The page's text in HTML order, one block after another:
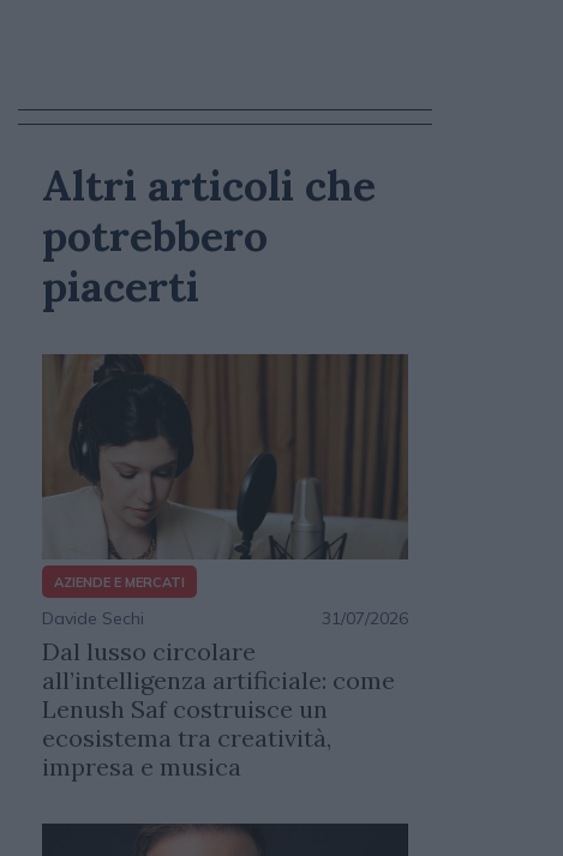
Altri articoli che
potrebbero
piacerti
AZIENDE E MERCATI
Davide Sechi 31/07/2026
Dal lusso circolare
all’intelligenza artificiale: come
Lenush Saf costruisce un
ecosistema tra creatività,
impresa e musica